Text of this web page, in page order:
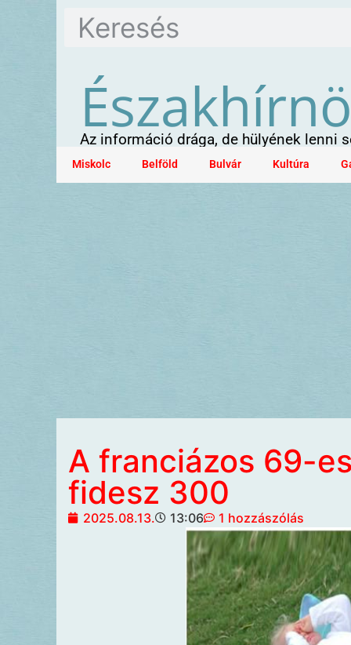
Az információ drága, de hülyének lenni
Miskolc Belföld Bulvár Kultúra
A franciázos 69-
fidesz 300
2025.08.13. 13:06 1 hozzászólás